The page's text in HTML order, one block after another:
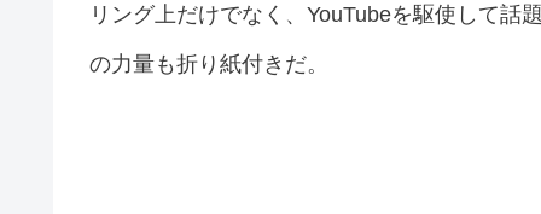
リング上だけでなく、YouTubeを駆使して話
の力量も折り紙付きだ。